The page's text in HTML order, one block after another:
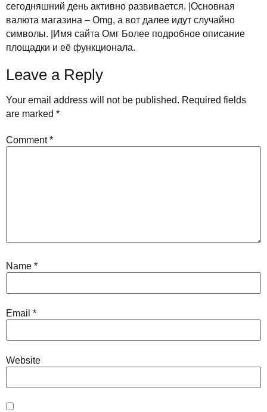
сегодняшний день активно развивается. |Основная
валюта магазина – Omg, а вот далее идут случайно
символы. |Имя сайта Омг Более подробное описание
площадки и её функционала.
Leave a Reply
Your email address will not be published. Required fields
are marked *
Comment*
Name *
Email *
Website